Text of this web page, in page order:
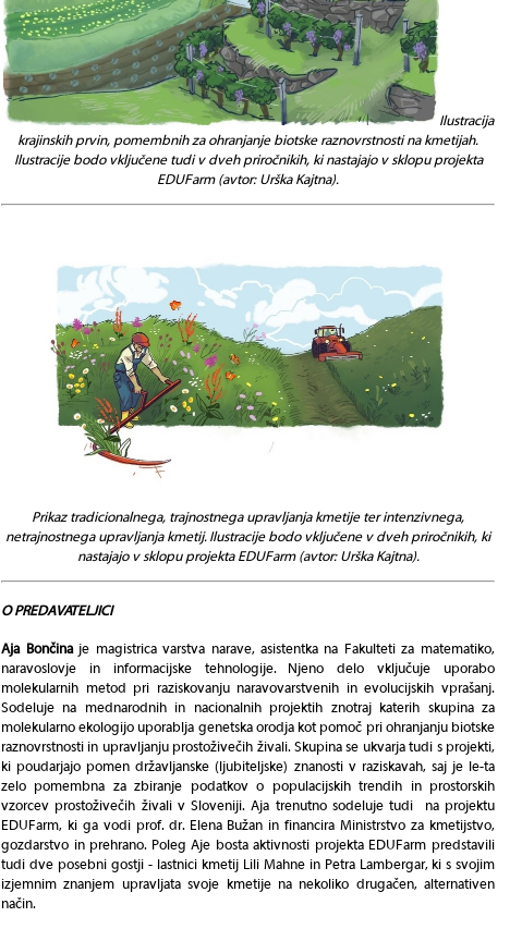
Ilustracija
krajinskih prvin, pomembnih za ohranjanje biotske raznovrstnosti na kmetijah.
Ilustracije bodo vključene tudi v dveh priročnikih, ki nastajajo v sklopu projekta
EDUFarm (avtor: Urška Kajtna).
Prikaz tradicionalnega, trajnostnega upravljanja kmetije ter intenzivnega,
netrajnostnega upravljanja kmetij. Ilustracije bodo vključene v dveh priročnikih, ki
nastajajo v sklopu projekta EDUFarm (avtor: Urška Kajtna).
O PREDAVATELJICI
Aja Bončinaje magistrica varstva narave, asistentka na Fakulteti za matematiko,
naravoslovje in informacijske tehnologije. Njeno delo vključuje uporabo
molekularnih metod pri raziskovanju naravovarstvenih in evolucijskih vprašanj.
Sodeluje na mednarodnih in nacionalnih projektih znotraj katerih skupina za
molekularno ekologijo uporablja genetska orodja kot pomoč pri ohranjanju biotske
raznovrstnosti in upravljanju prostoživečih živali. Skupina se ukvarja tudi s projekti,
ki poudarjajo pomen državljanske (ljubiteljske) znanosti v raziskavah, saj je le-ta
zelo pomembna za zbiranje podatkov o populacijskih trendih in prostorskih
vzorcev prostoživečih živali v Sloveniji. Aja trenutno sodeluje tudi na projektu
EDUFarm, ki ga vodi prof. dr. Elena Bužan in financira Ministrstvo za kmetijstvo,
gozdarstvo in prehrano. Poleg Aje bosta aktivnosti projekta EDUFarm predstavili
tudi dve posebni gostji - lastnici kmetij Lili Mahne in Petra Lambergar, ki s svojim
izjemnim znanjem upravljata svoje kmetije na nekoliko drugačen, alternativen
način.